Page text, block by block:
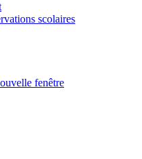
scolaires
fenêtre